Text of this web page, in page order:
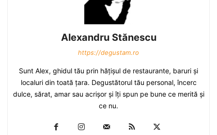
Alexandru Stănescu
https://degustam.ro
Sunt Alex, ghidul tău prin hăţişul de restaurante, baruri şi
localuri din toată ţara. Degustătorul tău personal, încerc
dulce, sărat, amar sau acrişor şi îţi spun pe bune ce merită şi
ce nu.